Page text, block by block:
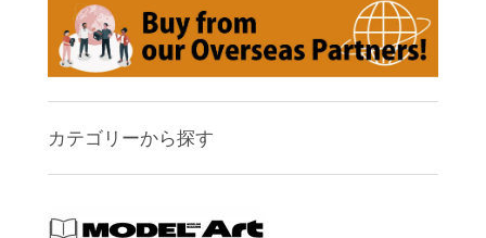
カテゴリーから探す